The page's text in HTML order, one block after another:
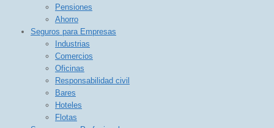
Pensiones
Ahorro
Seguros para Empresas
Industrias
Comercios
Oficinas
Responsabilidad civil
Bares
Hoteles
Flotas